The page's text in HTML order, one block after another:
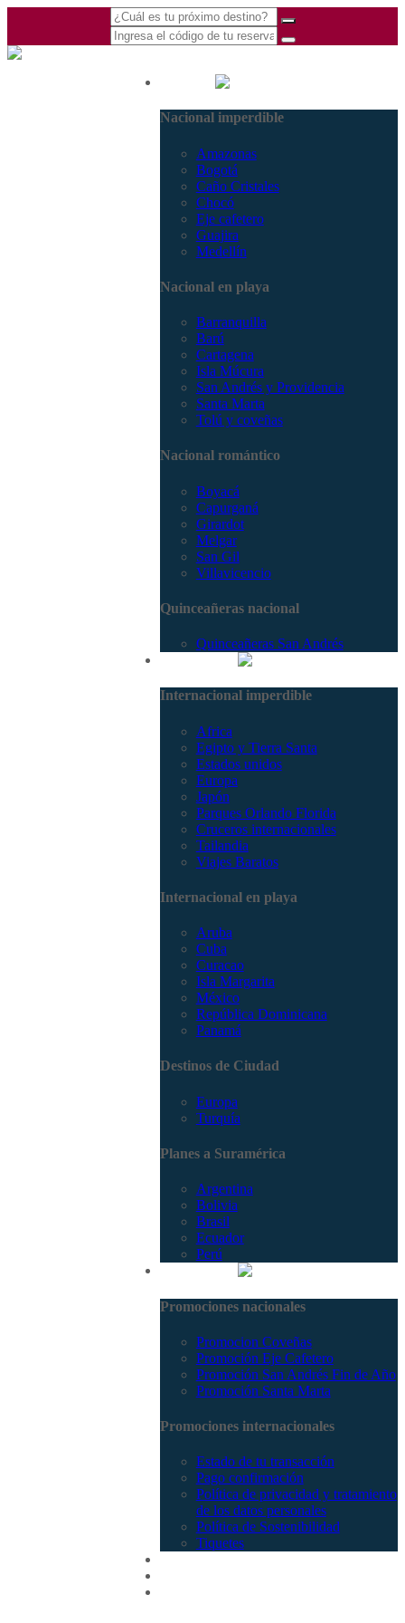
Nacional imperdible
Amazonas
Bogotá
Caño Cristales
Chocó
Eje cafetero
Guajira
Medellín
Nacional en playa
Barranquilla
Barú
Cartagena
Isla Múcura
San Andrés y Providencia
Santa Marta
Tolú y coveñas
Nacional romántico
Boyacá
Capurganá
Girardot
Melgar
San Gil
Villavicencio
Quinceañeras nacional
Quinceañeras San Andrés
Internacional imperdible
Africa
Egipto y Tierra Santa
Estados unidos
Europa
Japón
Parques Orlando Florida
Cruceros internacionales
Tailandia
Viajes Baratos
Internacional en playa
Aruba
Cuba
Curacao
Isla Margarita
México
República Dominicana
Panamá
Destinos de Ciudad
Europa
Turquía
Planes a Suramérica
Argentina
Bolivia
Brasil
Ecuador
Perú
Promociones nacionales
Promocion Coveñas
Promoción Eje Cafetero
Promoción San Andrés Fin de Año
Promoción Santa Marta
Promociones internacionales
Estado de tu transacción
Pago confirmación
Política de privacidad y tratamiento
de los datos personales
Política de Sostenibilidad
Tiquetes